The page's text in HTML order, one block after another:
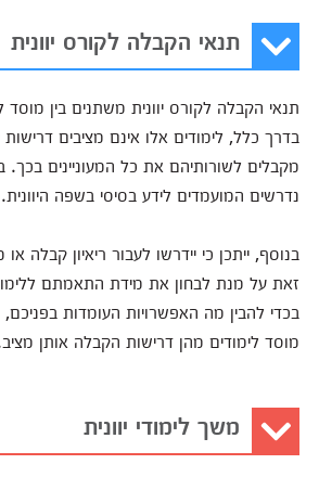
תנאי הקבלה לקורס יוונית
תנאי הקבלה לקורס יוונית משתנים בין
בדרך כלל, לימודים אלו אינם מציבים
מקבלים לשורותיהם את כל המעוניינים
נדרשים המועמדים לידע בסיסי בשפה היוונית.
בנוסף, ייתכן כי יידרשו לעבור ריאיון קבלה
זאת על מנת לבחון את מידת התאמתם
בכדי להבין מה האפשרויות העומדות
מוסד לימודים מהן דרישות הקבלה אותן
משך לימודי יוונית